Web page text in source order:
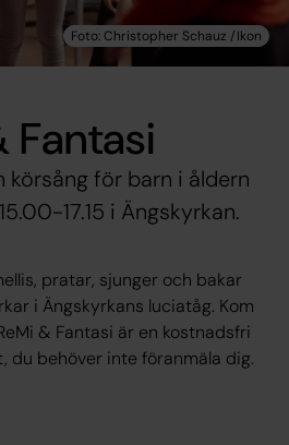
Fantasi
körsång för barn i åldern
17.15 i Ängskyrkan.
pratar, sjunger och bakar
i Ängskyrkans luciatåg. Kom
& Fantasi är en kostnadsfri
du behöver inte föranmäla dig.